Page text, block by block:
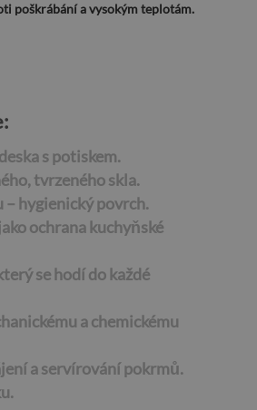
poškrábání a vysokým teplotám.
s potiskem.
tvrzeného skla.
– hygienický povrch.
ochrana kuchyňské
se hodí do každé
a chemickému
a servírování pokrmů.